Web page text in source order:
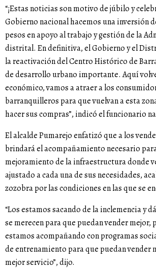
“¡Estas noticias son motivo de júbilo y
Gobierno nacional hacemos una inversión
pesos en apoyo al trabajo y gestión de la
distrital. En definitiva, el Gobierno y el
la reactivación del Centro Histórico de
de desarrollo urbano importante. Aquí
económico, vamos a atraer a los
barranquilleros para que vuelvan a esta
hacer sus compras”, indicó el funcionario
El alcalde Pumarejo enfatizó que a los
brindará el acompañamiento necesario
mejoramiento de la infraestructura donde
ajustado a cada una de sus necesidades,
zozobra por las condiciones en las que se
“Los estamos sacando de la inclemencia y
se merecen para que puedan vender mejor,
estamos acompañando con programas
de entrenamiento para que puedan vender
mejor servicio”, dijo.